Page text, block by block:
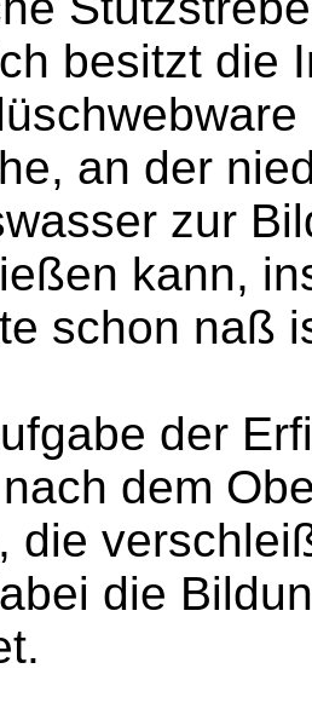
besitzt die
an der
zur
kann,
schon naß
der
dem
die
die